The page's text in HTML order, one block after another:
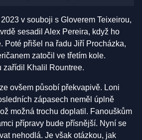
v souboji s Gloverem Teixeirou,
sesadil Alex Pereira, když ho
Poté přišel na řadu Jiří Procházka,
zatočil ve třetím kole.
zařídil Khalil Rountree.
ovšem působí překvapivě. Loni
zápasech neměl úplně
možná trochu doplatil. Fanouškům
přípravy bude přísnější. Nyní se
nehodlá. Je však otázkou, jak